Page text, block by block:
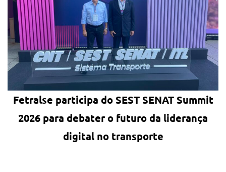
Fetralse participa do SEST SENAT Summit
2026 para debater o futuro da liderança
digital no transporte